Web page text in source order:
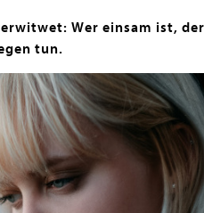
Wer einsam ist,
tun.